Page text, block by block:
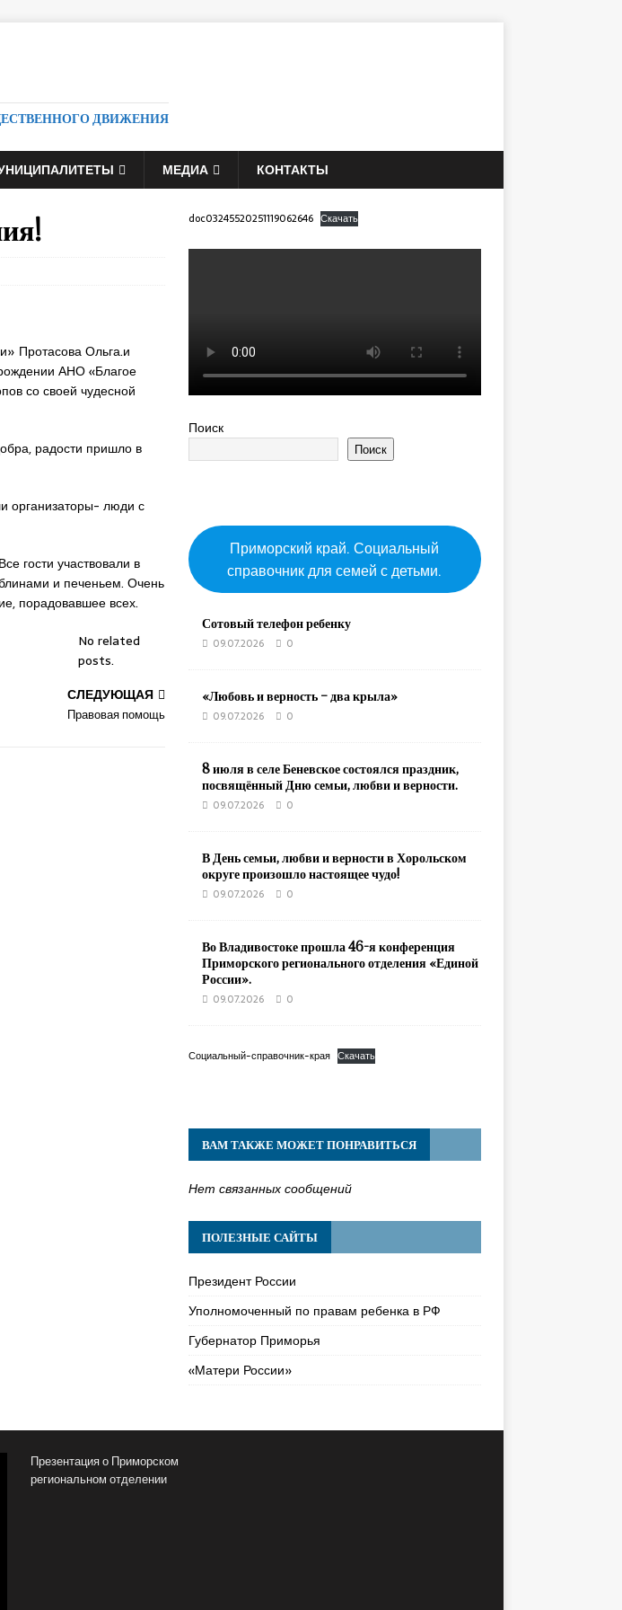
ДВИЖЕНИЯ
МЕДИА КОНТАКТЫ
Протасова Ольга.и
АНО «Благое
со своей чудесной
радости пришло в
организаторы- люди с
гости участвовали в
и печеньем. Очень
порадовавшее всех.
No related
posts.
СЛЕДУЮЩАЯ
Правовая помощь
doc03245520251119062646 Скачать
Поиск
Поиск
Приморский край. Социальный
справочник для семей с детьми.
Сотовый телефон ребенку
09.07.2026 0
«Любовь и верность – два крыла»
09.07.2026 0
8 июля в селе Беневское состоялся праздник,
посвящённый Дню семьи, любви и верности.
09.07.2026 0
В День семьи, любви и верности в Хорольском
округе произошло настоящее чудо!
09.07.2026 0
Во Владивостоке прошла 46-я конференция
Приморского регионального отделения «Единой
России».
09.07.2026 0
Социальный-справочник-края Скачать
ВАМ ТАКЖЕ МОЖЕТ ПОНРАВИТЬСЯ
Нет связанных сообщений
ПОЛЕЗНЫЕ САЙТЫ
Президент России
Уполномоченный по правам ребенка в РФ
Губернатор Приморья
«Матери России»
Презентация о Приморском
региональном отделении